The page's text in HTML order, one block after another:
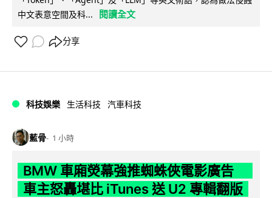
中文表意空間及科...
閱讀全文
分享
科技娛樂 生活科技 汽車科技
藍骨 1 小時
BMW 車廂熒幕強推蜘蛛俠電影廣告
車主怒轟堪比 iTunes 送 U2 專輯翻版